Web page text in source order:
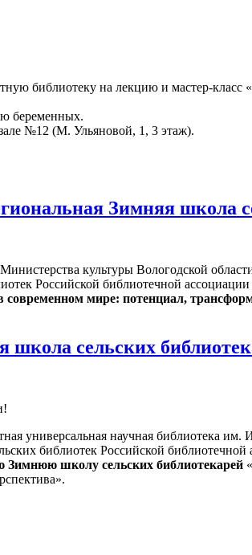
библиотеку на лекцию и мастер-
беременных.
№12 (М. Ульяновой, 1, 3 этаж).
Зимняя школа
культуры Вологодской
Российской библиотечной
мире: потенциал,
сельских
универсальная научная библиотека
библиотек Российской библиотечной
Зимнюю школу сельских библиотекарей